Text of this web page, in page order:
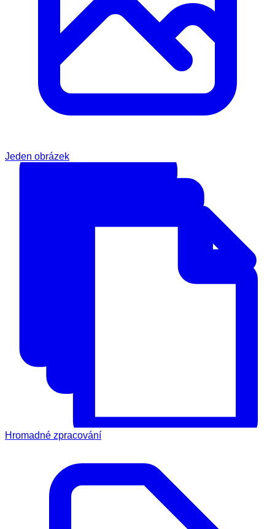
Jeden obrázek
Hromadné zpracování